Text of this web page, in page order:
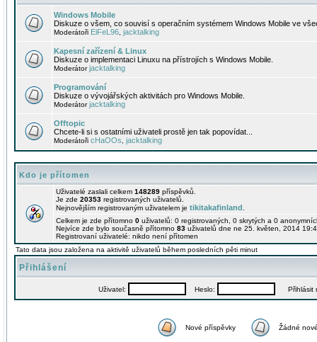
Windows Mobile
Diskuze o všem, co souvisí s operačním systémem Windows Mobile ve
Moderátoři EiFeL96 jacktalking
Kapesní zařízení & Linux
Diskuze o implementaci Linuxu na přístrojích s Windows Mobile.
Moderátorjacktalking
Programování
Diskuze o vývojářských aktivitách pro Windows Mobile.
Moderátorjacktalking
Offtopic
Chcete-li si s ostatními uživateli prostě jen tak popovídat...
Moderátoři cHaOOs jacktalking
Kdo je přítomen
Uživatelé zaslali celkem 148289 příspěvků.
Je zde 20353 registrovaných uživatelů.
Nejnovějším registrovaným uživatelem je tikitakafinland
Celkem je zde přítomno 0 uživatelů: 0 registrovaných, 0 skrytých a 0
Nejvíce zde bylo současně přítomno 83 uživatelů dne ne 25. květen, 2014
Registrovaní uživatelé: nikdo není přítomen
Tato data jsou založena na aktivitě uživatelů během posledních pěti minut
Přihlášení
Uživatel: Heslo: Přihlásit
Nové příspěvky Žádné